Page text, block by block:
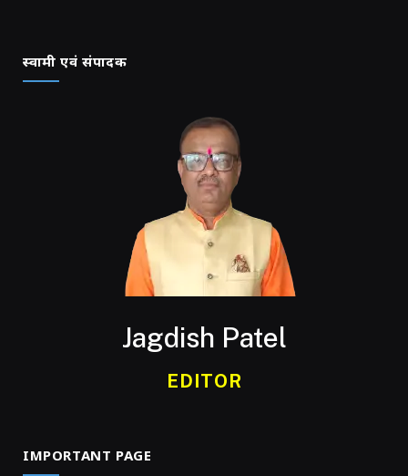
स्वामी एवं संपादक
Jagdish Patel
EDITOR
IMPORTANT PAGE